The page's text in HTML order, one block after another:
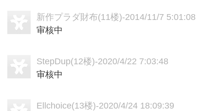
新作プラダ財布(11楼)-2014/11/7 5:01:08
审核中
StepDup(12楼)-2020/4/22 7:03:48
审核中
Ellchoice(13楼)-2020/4/24 18:09:39